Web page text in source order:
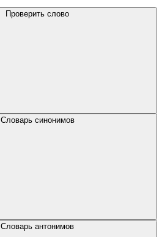
Проверить слово
Словарь синонимов
Словарь антонимов